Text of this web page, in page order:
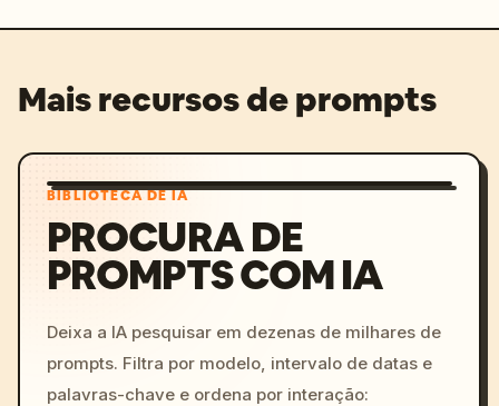
Mais recursos de prompts
BIBLIOTECA DE IA
PROCURA DE
PROMPTS COM IA
Deixa a IA pesquisar em dezenas de milhares de
prompts. Filtra por modelo, intervalo de datas e
palavras-chave e ordena por interação: